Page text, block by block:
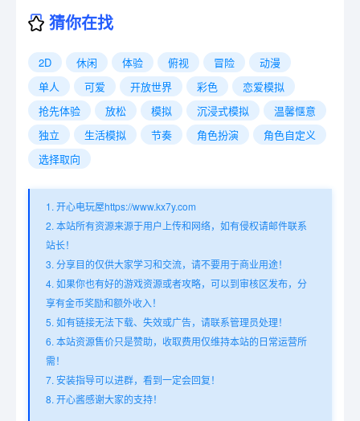
猜你在找
2D 休闲 体验 俯视 冒险
动漫
单人
可爱 开放世界 彩色
恋爱模拟
抢先体验
放松 模拟 沉浸式模拟
温馨惬意
独立
生活模拟 节奏 角色扮演
角色自定义
选择取向
1. 开心电玩屋https://www.kx7y.com
2. 本站所有资源来源于用户上传和网络，如有侵权请邮件联系
站长！
3. 分享目的仅供大家学习和交流，请不要用于商业用途！
4. 如果你也有好的游戏资源或者攻略，可以到审核区发布，分
享有金币奖励和额外收入！
5. 如有链接无法下载、失效或广告，请联系管理员处理！
6. 本站资源售价只是赞助，收取费用仅维持本站的日常运营所
需！
7. 安装指导可以进群，看到一定会回复！
8. 开心酱感谢大家的支持！